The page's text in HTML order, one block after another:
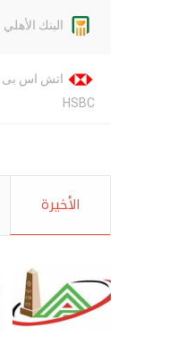
الأخيرة